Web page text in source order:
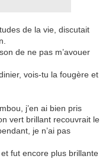
de la vie, discutait
de ne pas m’avouer
vois-tu la fougère et
j’en ai bien pris
vert brillant recouvrait le
je n’ai pas
fut encore plus brillante